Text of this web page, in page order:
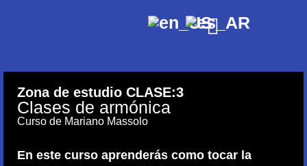
Zona de estudio CLASE:3
Clases de armónica
Curso de Mariano Massolo
En este curso aprenderás como tocar la